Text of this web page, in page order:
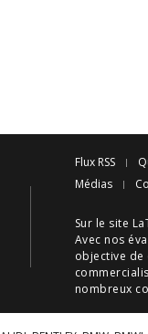
Flux RSS
Médias
Sur le site
Avec nos
objective
nombreux